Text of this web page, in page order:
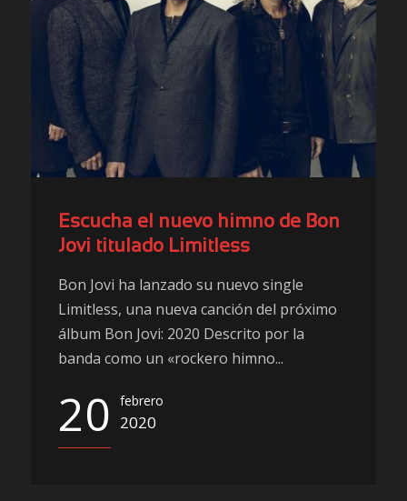
Escucha el nuevo himno de Bon
Jovi titulado Limitless
Bon Jovi ha lanzado su nuevo single
Limitless, una nueva canción del próximo
álbum Bon Jovi: 2020 Descrito por la
banda como un «rockero himno...
20 febrero
2020